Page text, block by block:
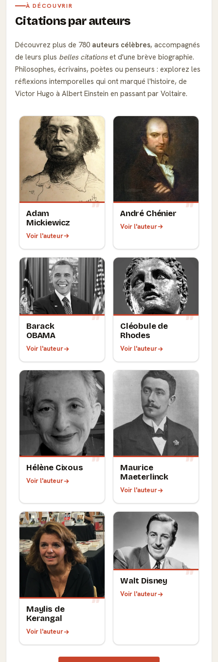
À DÉCOUVRIR
Citations par auteurs
Découvrez plus de 780 auteurs célèbres, accompagnés
de leurs plus belles citationset d'une brève biographie.
Philosophes, écrivains, poètes ou penseurs : explorez les
réflexions intemporelles qui ont marqué l'histoire, de
Victor Hugo à Albert Einstein en passant par Voltaire.
Adam
Mickiewicz
Voir l'auteur
André Chénier
Voir l'auteur
Barack
OBAMA
Voir l'auteur
Cléobule de
Rhodes
Voir l'auteur
Hélène Cixous
Voir l'auteur
Maurice
Maeterlinck
Voir l'auteur
Maylis de
Kerangal
Voir l'auteur
Walt Disney
Voir l'auteur